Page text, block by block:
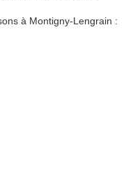
à Montigny-Lengrain :